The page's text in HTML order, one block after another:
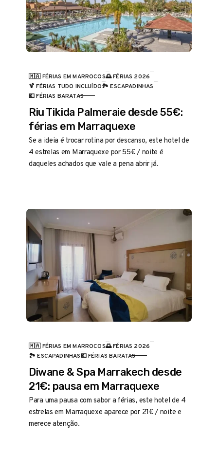
CATEGORIA
🇲🇦 FÉRIAS EM MARROCOS🌅 FÉRIAS 2026
🍹 FÉRIAS TUDO INCLUÍDO🏞️ ESCAPADINHAS
💶 FÉRIAS BARATAS
Riu Tikida Palmeraie desde 55€:
férias em Marraquexe
Se a ideia é trocar rotina por descanso, este hotel de
4 estrelas em Marraquexe por 55€ / noite é
daqueles achados que vale a pena abrir já.
CATEGORIA
🇲🇦 FÉRIAS EM MARROCOS🌅 FÉRIAS 2026
🏞️ ESCAPADINHAS💶 FÉRIAS BARATAS
Diwane & Spa Marrakech desde
21€: pausa em Marraquexe
Para uma pausa com sabor a férias, este hotel de 4
estrelas em Marraquexe aparece por 21€ / noite e
merece atenção.